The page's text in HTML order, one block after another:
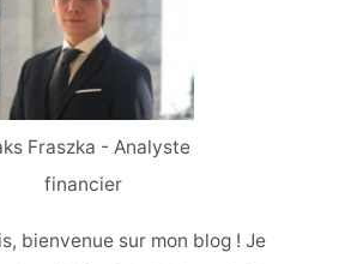
Fraszka - Analyste
financier
bienvenue sur mon blog ! Je